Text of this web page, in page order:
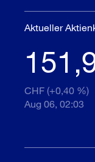
Aktueller
CHF (+0,40 %)
Aug 06, 02:03